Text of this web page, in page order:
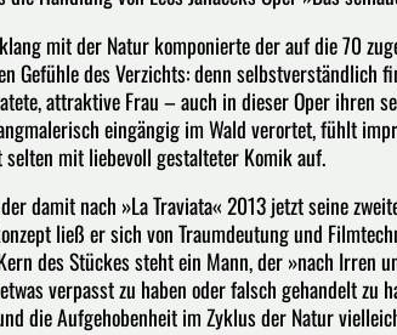
mit der Natur komponierte der auf die 70
Gefühle des Verzichts: denn selbstverständlich
attraktive Frau – auch in dieser Oper ihren
eingängig im Wald verortet, fühlt
mit liebevoll gestalteter Komik auf.
damit nach »La Traviata« 2013 jetzt seine
ließ er sich von Traumdeutung und
des Stückes steht ein Mann, der »nach Irren
verpasst zu haben oder falsch gehandelt zu
die Aufgehobenheit im Zyklus der Natur